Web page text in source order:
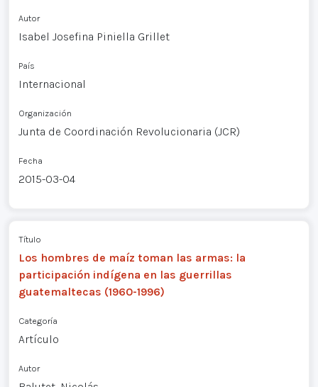
Autor
Isabel Josefina Piniella Grillet
País
Internacional
Organización
Junta de Coordinación Revolucionaria (JCR)
Fecha
2015-03-04
Título
Los hombres de maíz toman las armas: la
participación indígena en las guerrillas
guatemaltecas (1960-1996)
Categoría
Artículo
Autor